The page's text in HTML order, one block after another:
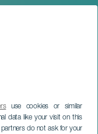
use cookies or similar
data like your visit on this
do not ask for your